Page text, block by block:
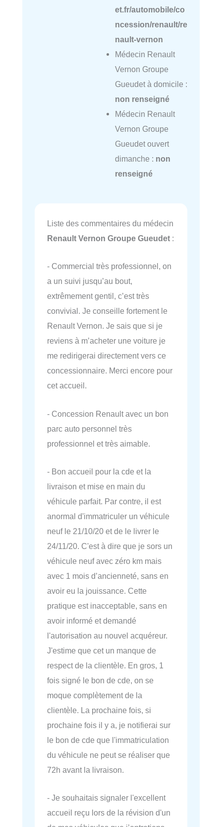
et.fr/automobile/co
ncession/renault/re
nault-vernon
Médecin Renault
Vernon Groupe
Gueudet à domicile :
non renseigné
Médecin Renault
Vernon Groupe
Gueudet ouvert
dimanche : non
renseigné
Liste des commentaires du médecin
Renault Vernon Groupe Gueudet :
- Commercial très professionnel, on
a un suivi jusqu’au bout,
extrêmement gentil, c’est très
convivial. Je conseille fortement le
Renault Vernon. Je sais que si je
reviens à m’acheter une voiture je
me redirigerai directement vers ce
concessionnaire. Merci encore pour
cet accueil.
- Concession Renault avec un bon
parc auto personnel très
professionnel et très aimable.
- Bon accueil pour la cde et la
livraison et mise en main du
véhicule parfait. Par contre, il est
anormal d'immatriculer un véhicule
neuf le 21/10/20 et de le livrer le
24/11/20. C'est à dire que je sors un
véhicule neuf avec zéro km mais
avec 1 mois d’ancienneté, sans en
avoir eu la jouissance. Cette
pratique est inacceptable, sans en
avoir informé et demandé
l'autorisation au nouvel acquéreur.
J'estime que cet un manque de
respect de la clientèle. En gros, 1
fois signé le bon de cde, on se
moque complètement de la
clientèle. La prochaine fois, si
prochaine fois il y a, je notifierai sur
le bon de cde que l'immatriculation
du véhicule ne peut se réaliser que
72h avant la livraison.
- Je souhaitais signaler l'excellent
accueil reçu lors de la révision d'un